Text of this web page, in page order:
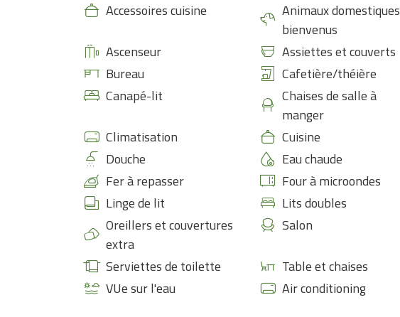
Accessoires cuisine
Animaux domestiques
bienvenus
Ascenseur
Assiettes et couverts
Bureau
Cafetière/théière
Canapé-lit
Chaises de salle à
manger
Climatisation
Cuisine
Douche
Eau chaude
Fer à repasser
Four à microondes
Linge de lit
Lits doubles
Oreillers et couvertures
extra
Salon
Serviettes de toilette Table et chaises
VUe sur l'eau
Air conditioning